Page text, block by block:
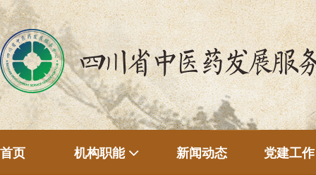
首页 机构职能 新闻动态 党建工作